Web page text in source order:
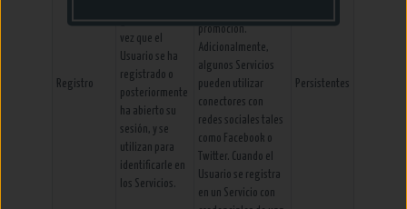
Registro
generan una
vez que el
Usuario se ha
registrado o
posteriormente
ha abierto su
sesión, y se
utilizan para
identificarle en
los Servicios.
promoción.
Adicionalmente,
algunos Servicios
pueden utilizar
conectores con
redes sociales tales
como Facebook o
Twitter. Cuando el
Usuario se registra
en un Servicio con
Persistentes